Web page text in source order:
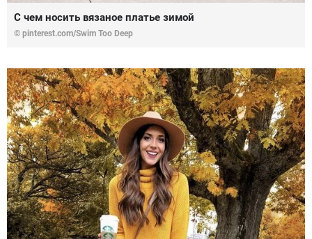
С чем носить вязаное платье зимой
© pinterest.com/Swim Too Deep